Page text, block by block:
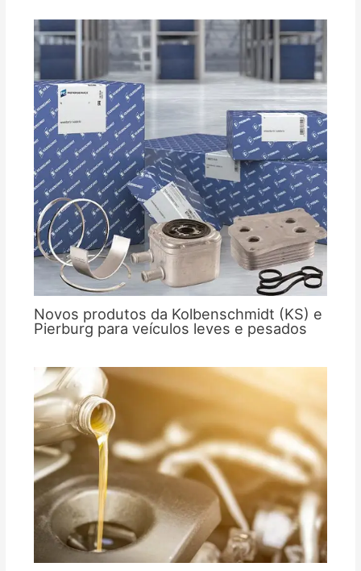
Novos produtos da Kolbenschmidt (KS) e
Pierburg para veículos leves e pesados